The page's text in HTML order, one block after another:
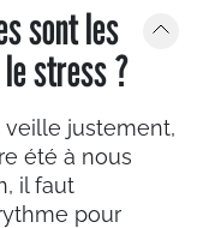
sont les
stress ?
justement,
été à nous
il faut
pour